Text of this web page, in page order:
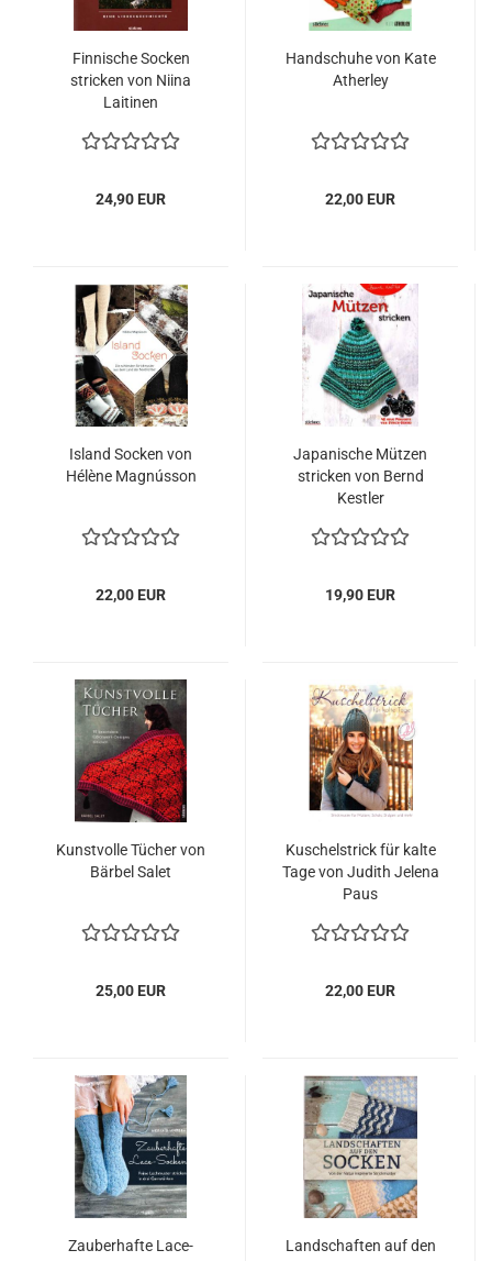
Finnische Socken
stricken von Niina
Laitinen
24,90 EUR
Handschuhe von Kate
Atherley
22,00 EUR
Island Socken von
Hélène Magnússon
22,00 EUR
Japanische Mützen
stricken von Bernd
Kestler
19,90 EUR
Kunstvolle Tücher von
Bärbel Salet
25,00 EUR
Kuschelstrick für kalte
Tage von Judith Jelena
Paus
22,00 EUR
Zauberhafte Lace-
Landschaften auf den